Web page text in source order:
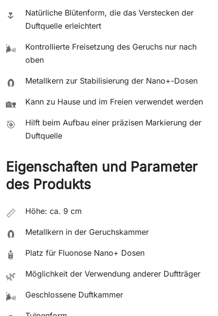
🌷
Natürliche Blütenform, die das Verstecken der
Duftquelle erleichtert
🌬️
Kontrollierte Freisetzung des Geruchs nur nach
oben
🧲 Metallkern zur Stabilisierung der Nano+-Dosen
🏡 Kann zu Hause und im Freien verwendet werden
🎯
Hilft beim Aufbau einer präzisen Markierung der
Duftquelle
Eigenschaften und Parameter
des Produkts
📏 Höhe: ca. 9 cm
🧲 Metallkern in der Geruchskammer
🧴 Platz für Fluonose Nano+ Dosen
🌿 Möglichkeit der Verwendung anderer Duftträger
🌬️ Geschlossene Duftkammer